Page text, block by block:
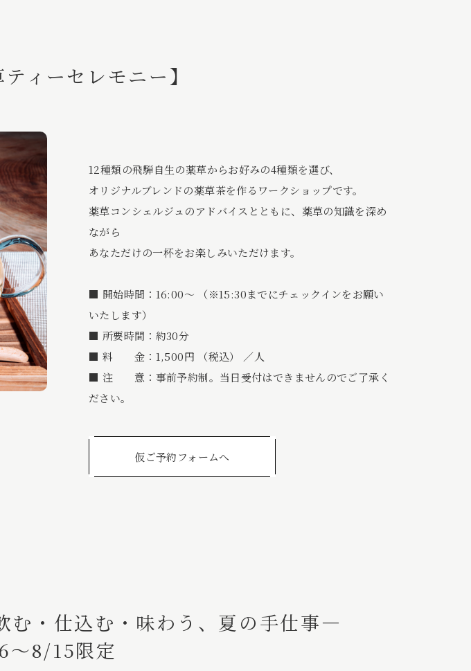
ティーセレモニー】
12種類の飛騨自生の薬草からお好みの4種類を選び、
オリジナルブレンドの薬草茶を作るワークショップです。
薬草コンシェルジュのアドバイスとともに、薬草の知識を深め
ながら
あなただけの一杯をお楽しみいただけます。
■ 開始時間：16:00〜 （※15:30までにチェックインをお願い
いたします）
■ 所要時間：約30分
■ 料 金：1,500円 （税込） ／人
■ 注 意：事前予約制。当日受付はできませんのでご了承く
ださい。
仮ご予約フォームへ
む・仕込む・味わう、夏の手仕事―
8/15限定